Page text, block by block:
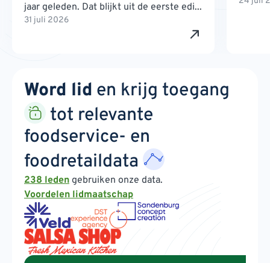
jaar geleden. Dat blijkt uit de eerste edi...
31 juli 2026
Word lid en krijg toegang
tot relevante
foodservice- en
foodretaildata
238 leden gebruiken onze data.
Voordelen lidmaatschap